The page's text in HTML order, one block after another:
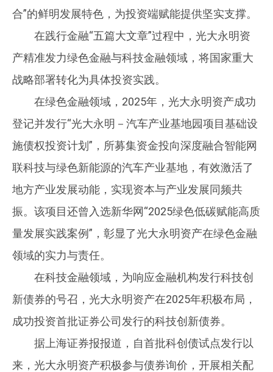
合”的鲜明发展特色，为投资端赋能提供坚实支撑。
在践行金融“五篇大文章”过程中，光大永明资
产精准发力绿色金融与科技金融领域，将国家重大
战略部署转化为具体投资实践。
在绿色金融领域，2025年，光大永明资产成功
登记并发行“光大永明－汽车产业基地园项目基础设
施债权投资计划”，所募集资金投向深度融合智能网
联科技与绿色新能源的汽车产业基地，有效激活了
地方产业发展动能，实现资本与产业发展同频共
振。该项目还曾入选新华网“2025绿色低碳赋能高质
量发展实践案例”，彰显了光大永明资产在绿色金融
领域的实力与责任。
在科技金融领域，为响应金融机构发行科技创
新债券的号召，光大永明资产在2025年积极布局，
成功投资首批证券公司发行的科技创新债券。
据上海证券报报道，自首批科创债试点发行以
来，光大永明资产积极参与债券询价，开展相关配